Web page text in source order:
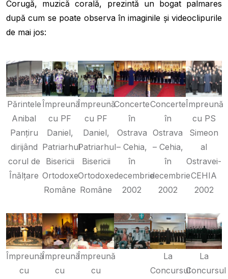
Corugă, muzică corală, prezintă un bogat palmares
după cum se poate observa în imaginile și videoclipurile
de mai jos:
Părintele
Anibal
Panțiru
dirijând
corul de
Înălțare
Împreună
cu PF
Daniel,
Patriarhul
Bisericii
Ortodoxe
Române
Împreună
cu PF
Daniel,
Patriarhul
Bisericii
Ortodoxe
Române
Concerte
în
Ostrava
– Cehia,
în
decembrie
2002
Concerte
în
Ostrava
– Cehia,
în
decembrie
2002
Împreună
cu PS
Simeon
al
Ostravei-
CEHIA
2002
Împreună
cu
Împreună
cu
Împreună
cu
La
Concursul
La
Concursul